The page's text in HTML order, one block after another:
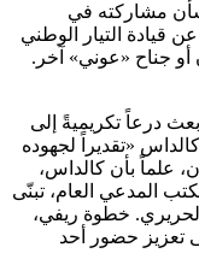
مشاركته في
قيادة التيار الوطني
أو جناح «عوني» آخر.
درعاً تكريميةً إلى
«تقديراً لجهوده
علماً بأن كالداس،
المدعي العام، تبنّى
الحريري. خطوة ريفي،
تعزيز حضور أحد